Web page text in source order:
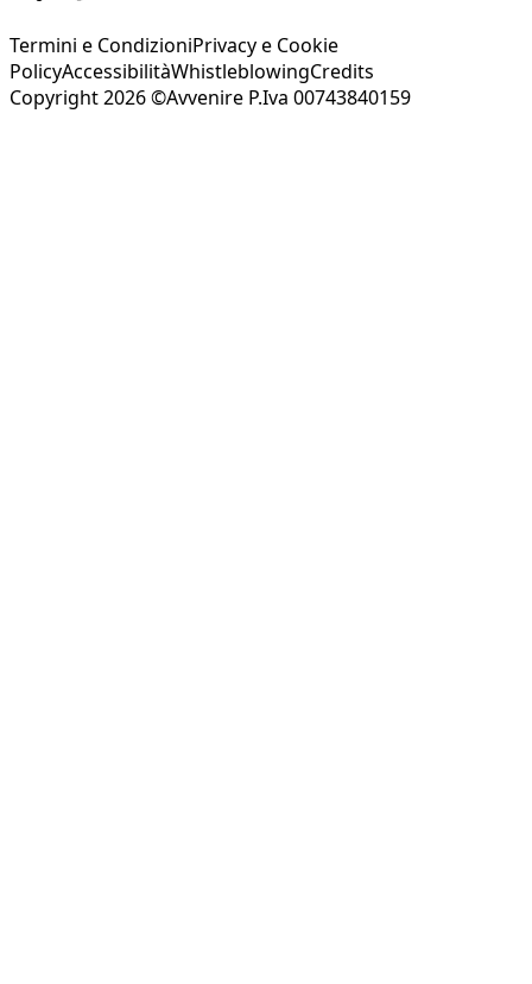
Termini e CondizioniPrivacy e Cookie
PolicyAccessibilitàWhistleblowingCredits
Copyright 2026 ©Avvenire P.Iva 00743840159